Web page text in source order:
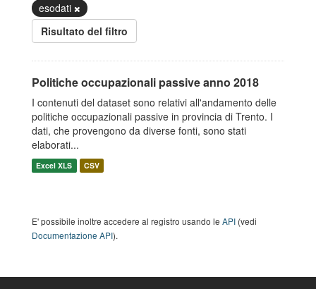
esodati
Risultato del filtro
Politiche occupazionali passive anno 2018
I contenuti del dataset sono relativi all'andamento delle
politiche occupazionali passive in provincia di Trento. I
dati, che provengono da diverse fonti, sono stati
elaborati...
Excel XLS CSV
E' possibile inoltre accedere al registro usando le API (vedi
Documentazione API).